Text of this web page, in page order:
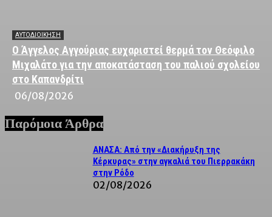
ΑΥΤΟΔΙΟΙΚΗΣΗ
Ο Άγγελος Αγγούριας ευχαριστεί θερμά τον Θεόφιλο
Μιχαλάτο για την αποκατάσταση του παλιού σχολείου
στο Καπανδρίτι
06/08/2026
Παρόμοια Άρθρα
ΑΝΑΣΑ: Από την «Διακήρυξη της
Κέρκυρας» στην αγκαλιά του Πιερρακάκη
στην Ρόδο
02/08/2026